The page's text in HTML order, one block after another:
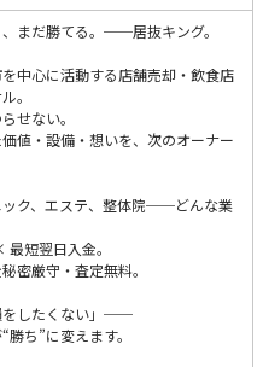
まだ勝てる。──居抜キング。
中心に活動する店舗売却・飲食店
。
せない。
値・設備・想いを、次のオーナー
ック、エステ、整体院──どんな業
短翌日入金。
密厳守・査定無料。
をしたくない」──
ち”に変えます。